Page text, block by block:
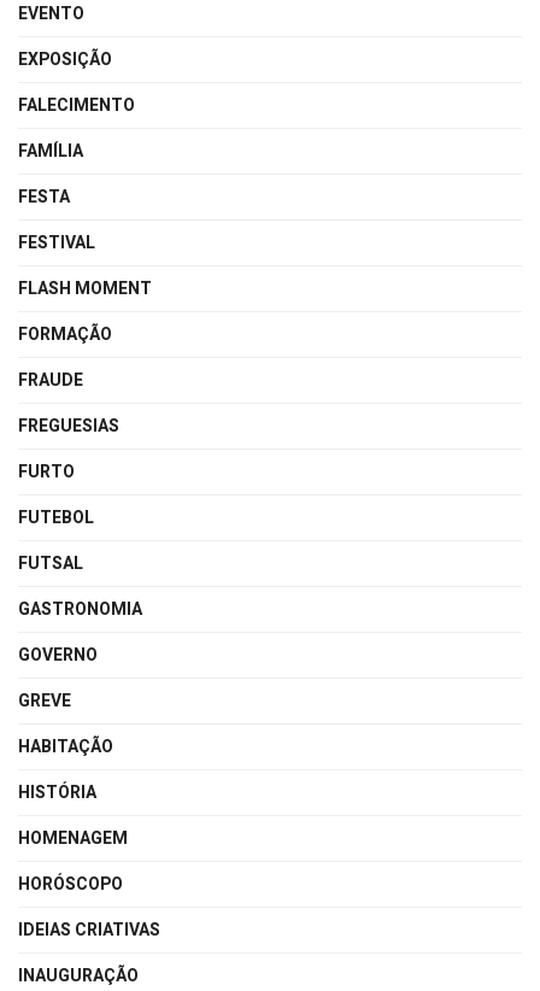
EVENTO
EXPOSIÇÃO
FALECIMENTO
FAMÍLIA
FESTA
FESTIVAL
FLASH MOMENT
FORMAÇÃO
FRAUDE
FREGUESIAS
FURTO
FUTEBOL
FUTSAL
GASTRONOMIA
GOVERNO
GREVE
HABITAÇÃO
HISTÓRIA
HOMENAGEM
HORÓSCOPO
IDEIAS CRIATIVAS
INAUGURAÇÃO